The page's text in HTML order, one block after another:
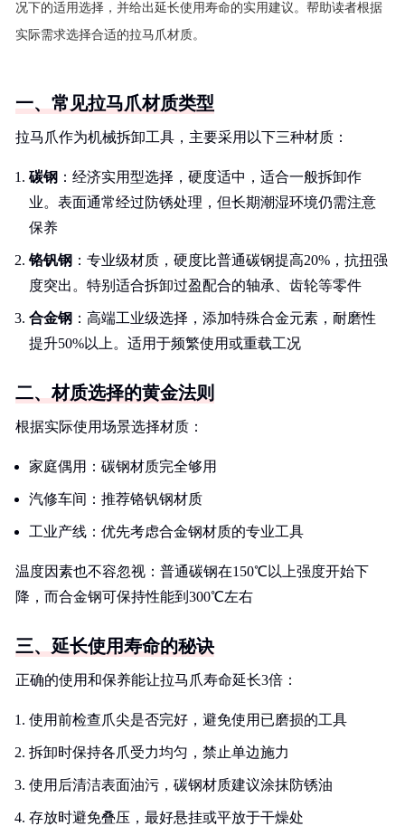
况下的适用选择，并给出延长使用寿命的实用建议。帮助读者根据
实际需求选择合适的拉马爪材质。
一、常见拉马爪材质类型
拉马爪作为机械拆卸工具，主要采用以下三种材质：
碳钢 ：经济实用型选择，硬度适中，适合一般拆卸作
业。表面通常经过防锈处理，但长期潮湿环境仍需注意
保养
铬钒钢 ：专业级材质，硬度比普通碳钢提高20%，抗扭强
度突出。特别适合拆卸过盈配合的轴承、齿轮等零件
合金钢 ：高端工业级选择，添加特殊合金元素，耐磨性
提升50%以上。适用于频繁使用或重载工况
二、材质选择的黄金法则
根据实际使用场景选择材质：
家庭偶用：碳钢材质完全够用
汽修车间：推荐铬钒钢材质
工业产线：优先考虑合金钢材质的专业工具
温度因素也不容忽视：普通碳钢在150℃以上强度开始下
降，而合金钢可保持性能到300℃左右
三、延长使用寿命的秘诀
正确的使用和保养能让拉马爪寿命延长3倍：
使用前检查爪尖是否完好，避免使用已磨损的工具
拆卸时保持各爪受力均匀，禁止单边施力
使用后清洁表面油污，碳钢材质建议涂抹防锈油
存放时避免叠压，最好悬挂或平放于干燥处